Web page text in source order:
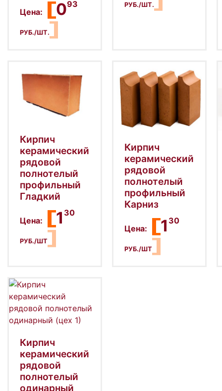
Цена: 093
РУБ./ШТ.
РУБ./ШТ.
Кирпич
керамический
рядовой
полнотелый
профильный
Гладкий
Цена: 1 30
РУБ./ШТ
Кирпич
керамический
рядовой
полнотелый
профильный
Карниз
Цена: 1 30
РУБ./ШТ
Кирпич
керамический
рядовой
полнотелый
одинарный